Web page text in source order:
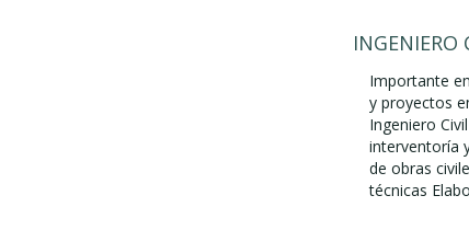
INGENIERO
Importante
y proyectos
Ingeniero
interventoría
de obras
técnicas